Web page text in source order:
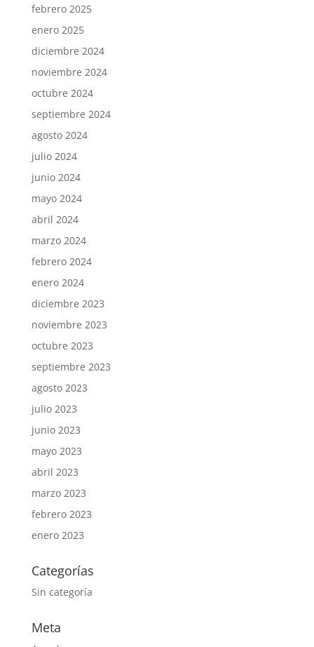
febrero 2025
enero 2025
diciembre 2024
noviembre 2024
octubre 2024
septiembre 2024
agosto 2024
julio 2024
junio 2024
mayo 2024
abril 2024
marzo 2024
febrero 2024
enero 2024
diciembre 2023
noviembre 2023
octubre 2023
septiembre 2023
agosto 2023
julio 2023
junio 2023
mayo 2023
abril 2023
marzo 2023
febrero 2023
enero 2023
Categorías
Sin categoría
Meta